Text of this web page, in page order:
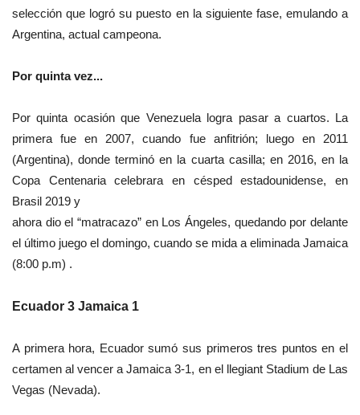
selección que logró su puesto en la siguiente fase, emulando a
Argentina, actual campeona.
Por quinta vez...
Por quinta ocasión que Venezuela logra pasar a cuartos. La
primera fue en 2007, cuando fue anfitrión; luego en 2011
(Argentina), dondeterminó en la cuarta casilla; en 2016, en la
Copa Centenaria celebrara en césped estadounidense, en
Brasil 2019 y
ahora dio el “matracazo” en Los Ángeles, quedando pordelante
el último juego el domingo, cuando se mida a eliminada Jamaica
(8:00 p.m) .
Ecuador 3 Jamaica 1
A primera hora, Ecuador sumó sus primeros tres puntos en el
certamen al vencer a Jamaica 3-1, en el llegiant Stadium de Las
Vegas (Nevada).